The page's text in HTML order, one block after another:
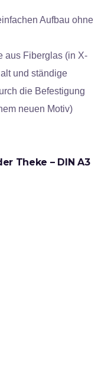
Aufbau ohne
aus Fiberglas (in X-
und ständige
die Befestigung
neuen Motiv)
Theke – DIN A3